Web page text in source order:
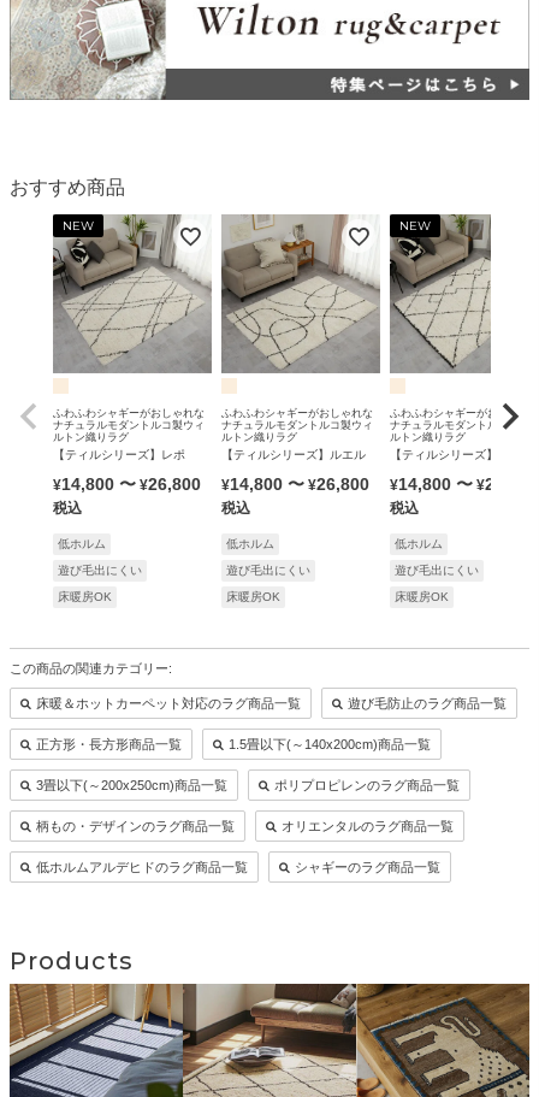
おすすめ商品
NEW
ふわふわシャギーがおしゃれな
ナチュラルモダントルコ製ウィ
ルトン織りラグ
【ティルシリーズ】レポ
¥14,800 〜 ¥26,800
税込
低ホルム
遊び毛出にくい
床暖房OK
ふわふわシャギーがおしゃれな
ナチュラルモダントルコ製ウィ
ルトン織りラグ
【ティルシリーズ】ルエル
¥14,800 〜 ¥26,800
税込
低ホルム
遊び毛出にくい
床暖房OK
NEW
ふわふわシャギーがおしゃれ
ナチュラルモダントルコ製ウ
ルトン織りラグ
【ティルシリーズ】エト
¥14,800 〜 ¥26,800
税込
低ホルム
遊び毛出にくい
床暖房OK
この商品の関連カテゴリー:
床暖＆ホットカーペット対応のラグ商品一覧 遊び毛防止のラグ商品一覧
正方形・長方形商品一覧 1.5畳以下(～140x200cm)商品一覧
3畳以下(～200x250cm)商品一覧 ポリプロピレンのラグ商品一覧
柄もの・デザインのラグ商品一覧 オリエンタルのラグ商品一覧
低ホルムアルデヒドのラグ商品一覧 シャギーのラグ商品一覧
Products